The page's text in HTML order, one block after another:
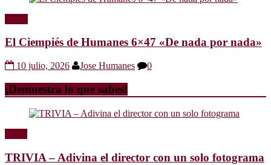
El Ciempiés de Humanes 6×47 «De nada por nada»
10 julio, 2026 Jose Humanes 0
¡Demuestra lo que sabes!
TRIVIA – Adivina el director con un solo fotograma